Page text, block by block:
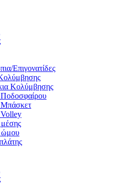
Επιγονατίδες
Κολύμβησης
ώμου